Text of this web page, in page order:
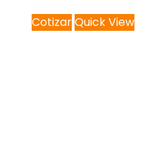
CotizarQuick View